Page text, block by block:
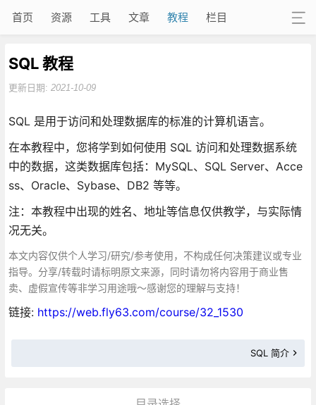
首页 资源 工具 文章 教程 栏目
SQL 教程
更新日期: 2021-10-09
SQL 是用于访问和处理数据库的标准的计算机语言。
在本教程中，您将学到如何使用 SQL 访问和处理数据系统
中的数据，这类数据库包括：MySQL、SQL Server、Acce
ss、Oracle、Sybase、DB2 等等。
注：本教程中出现的姓名、地址等信息仅供教学，与实际情
况无关。
本文内容仅供个人学习/研究/参考使用，不构成任何决策建议或专业
指导。分享/转载时请标明原文来源，同时请勿将内容用于商业售
卖、虚假宣传等非学习用途哦～感谢您的理解与支持！
链接: https://web.fly63.com/course/32_1530
SQL 简介